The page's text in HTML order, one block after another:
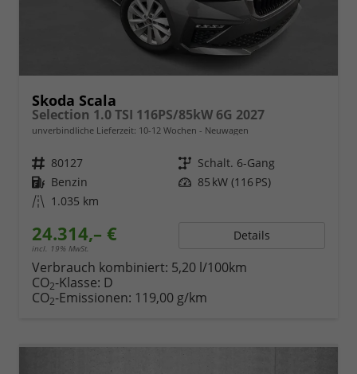
Skoda Scala
Selection 1.0 TSI 116PS/85kW 6G 2027
unverbindliche Lieferzeit: 10-12 Wochen Neuwagen
Fahrzeugnr. 80127 Getriebe Schalt. 6-Gang
Kraftstoff Benzin Leistung 85 kW (116 PS)
Kilometerstand 1.035 km
24.314,– €
incl. 19% MwSt.
Details
Verbrauch kombiniert: 5,20 l/100km
CO2-Klasse: D
CO2-Emissionen: 119,00 g/km